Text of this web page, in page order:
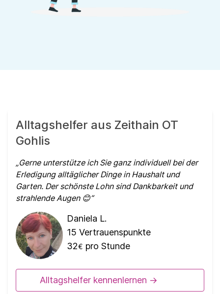
Alltagshelfer aus Zeithain OT
Gohlis
Gerne unterstütze ich Sie ganz individuell bei der
Erledigung alltäglicher Dinge in Haushalt und
Garten. Der schönste Lohn sind Dankbarkeit und
strahlende Augen 😊
Daniela L.
15 Vertrauenspunkte
32€ pro Stunde
Alltagshelfer kennenlernen ->